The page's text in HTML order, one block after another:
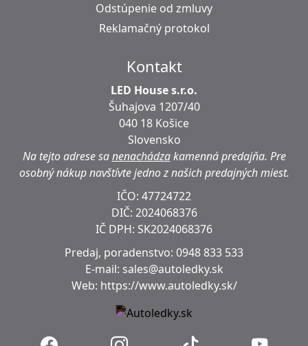
Odstúpenie od zmluvy
Reklamačný protokol
Kontakt
LED House s.r.o.
Šuhajova 1207/40
040 18 Košice
Slovensko
Na tejto adrese sanenachádzakamenná predajňa. Pre
osobný nákup navštívte jedno z našich predajných miest.
IČO: 47724722
DIČ: 2024068376
IČ DPH: SK2024068376
Predaj, poradenstvo: 0948 833 533
E-mail: sales@autoledky.sk
Web: https://www.autoledky.sk/